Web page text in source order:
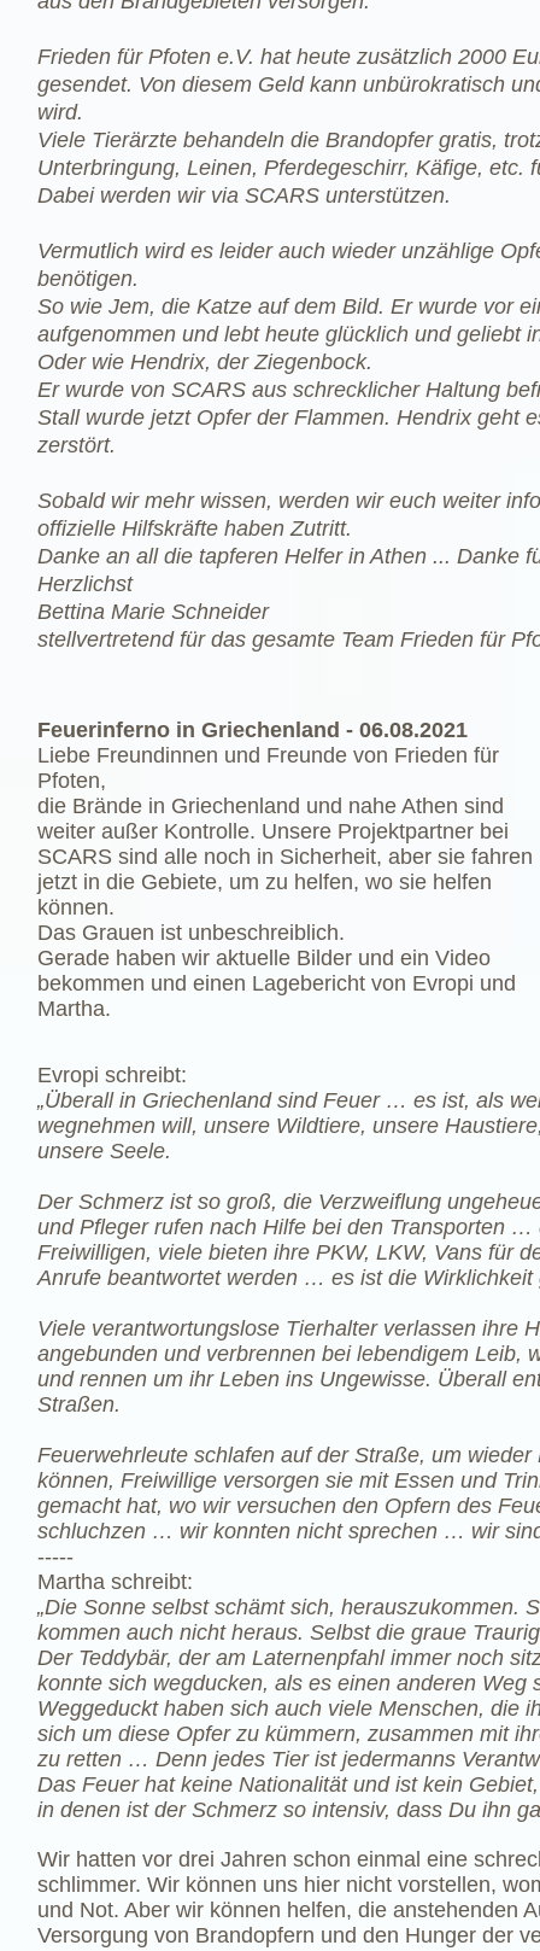
Frieden für Pfoten e.V. hat heute zusätzlich 2000
gesendet. Von diesem Geld kann unbürokratisch
wird.
Viele Tierärzte behandeln die Brandopfer gratis,
Unterbringung, Leinen, Pferdegeschirr, Käfige,
Dabei werden wir via SCARS unterstützen.
Vermutlich wird es leider auch wieder unzählige
benötigen.
So wie Jem, die Katze auf dem Bild. Er wurde vor
aufgenommen und lebt heute glücklich und geliebt
Oder wie Hendrix, der Ziegenbock.
Er wurde von SCARS aus schrecklicher Haltung
Stall wurde jetzt Opfer der Flammen. Hendrix geht
zerstört.
Sobald wir mehr wissen, werden wir euch weiter
offizielle Hilfskräfte haben Zutritt.
Danke an all die tapferen Helfer in Athen ... Danke
Herzlichst
Bettina Marie Schneider
stellvertretend für das gesamte Team Frieden für
Feuerinferno in Griechenland - 06.08.2021
Liebe Freundinnen und Freunde von Frieden für
Pfoten,
die Brände in Griechenland und nahe Athen sind
weiter außer Kontrolle. Unsere Projektpartner bei
SCARS sind alle noch in Sicherheit, aber sie fahren
jetzt in die Gebiete, um zu helfen, wo sie helfen
können.
Das Grauen ist unbeschreiblich.
Gerade haben wir aktuelle Bilder und ein Video
bekommen und einen Lagebericht von Evropi und
Martha.
Evropi schreibt:
„Überall in Griechenland sind Feuer … es ist, als
wegnehmen will, unsere Wildtiere, unsere
unsere Seele.
Der Schmerz ist so groß, die Verzweiflung
und Pfleger rufen nach Hilfe bei den Transporten
Freiwilligen, viele bieten ihre PKW, LKW, Vans für
Anrufe beantwortet werden … es ist die Wirklichkeit
Viele verantwortungslose Tierhalter verlassen ihre
angebunden und verbrennen bei lebendigem Leib,
und rennen um ihr Leben ins Ungewisse. Überall
Straßen.
Feuerwehrleute schlafen auf der Straße, um
können, Freiwillige versorgen sie mit Essen und
gemacht hat, wo wir versuchen den Opfern des
schluchzen … wir konnten nicht sprechen … wir
​-----
Martha schreibt:
„Die Sonne selbst schämt sich, herauszukommen.
kommen auch nicht heraus. Selbst die graue
Der Teddybär, der am Laternenpfahl immer noch
konnte sich wegducken, als es einen anderen
Weggeduckt haben sich auch viele Menschen, die
sich um diese Opfer zu kümmern, zusammen mit
zu retten … Denn jedes Tier ist jedermanns
Das Feuer hat keine Nationalität und ist kein
in denen ist der Schmerz so intensiv, dass Du ihn
Wir hatten vor drei Jahren schon einmal eine
schlimmer. Wir können uns hier nicht vorstellen,
und Not. Aber wir können helfen, die anstehenden
Versorgung von Brandopfern und den Hunger der